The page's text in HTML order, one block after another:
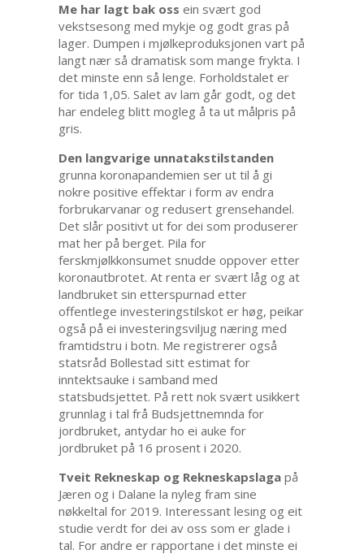
Me har lagt bak oss ein svært god
vekstsesong med mykje og godt gras på
lager. Dumpen i mjølkeproduksjonen vart på
langt nær så dramatisk som mange frykta. I
det minste enn så lenge. Forholdstalet er
for tida 1,05. Salet av lam går godt, og det
har endeleg blitt mogleg å ta ut målpris på
gris.
Den langvarige unnatakstilstanden
grunna koronapandemien ser ut til å gi
nokre positive effektar i form av endra
forbrukarvanar og redusert grensehandel.
Det slår positivt ut for dei som produserer
mat her på berget. Pila for
ferskmjølkkonsumet snudde oppover etter
koronautbrotet. At renta er svært låg og at
landbruket sin etterspurnad etter
offentlege investeringstilskot er høg, peikar
også på ei investeringsviljug næring med
framtidstru i botn. Me registrerer også
statsråd Bollestad sitt estimat for
inntektsauke i samband med
statsbudsjettet. På rett nok svært usikkert
grunnlag i tal frå Budsjettnemnda for
jordbruket, antydar ho ei auke for
jordbruket på 16 prosent i 2020.
Tveit Rekneskap og Rekneskapslaga på
Jæren og i Dalane la nyleg fram sine
nøkkeltal for 2019. Interessant lesing og eit
studie verdt for dei av oss som er glade i
tal. For andre er rapportane i det minste ei